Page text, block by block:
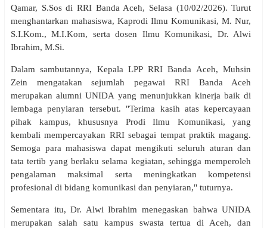
Qamar, S.Sos di RRI Banda Aceh, Selasa (10/02/2026). Turut
menghantarkan mahasiswa, Kaprodi Ilmu Komunikasi, M. Nur,
S.I.Kom., M.I.Kom, serta dosen Ilmu Komunikasi, Dr. Alwi
Ibrahim, M.Si.
Dalam sambutannya, Kepala LPP RRI Banda Aceh, Muhsin
Zein mengatakan sejumlah pegawai RRI Banda Aceh
merupakan alumni UNIDA yang menunjukkan kinerja baik di
lembaga penyiaran tersebut. "Terima kasih atas kepercayaan
pihak kampus, khususnya Prodi Ilmu Komunikasi, yang
kembali mempercayakan RRI sebagai tempat praktik magang.
Semoga para mahasiswa dapat mengikuti seluruh aturan dan
tata tertib yang berlaku selama kegiatan, sehingga memperoleh
pengalaman maksimal serta meningkatkan kompetensi
profesional di bidang komunikasi dan penyiaran," tuturnya.
Sementara itu, Dr. Alwi Ibrahim menegaskan bahwa UNIDA
merupakan salah satu kampus swasta tertua di Aceh, dan